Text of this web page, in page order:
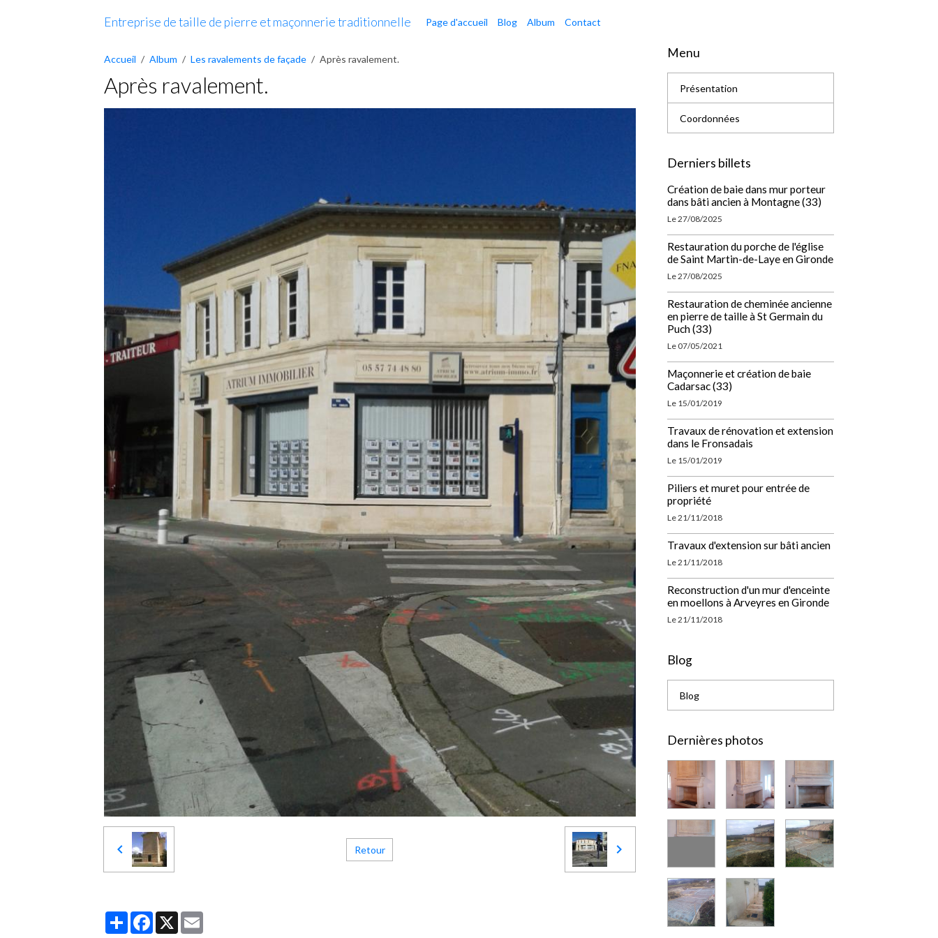
Entreprise de taille de pierre et maçonnerie traditionnelle Page d'accueil Blog Album Contact
Accueil Album Les ravalements de façade Après ravalement.
Après ravalement.
Retour
PartagerFacebook
X
Menu
Présentation
Coordonnées
Derniers billets
Création de baie dans mur porteur
dans bâti ancien à Montagne (33)
Le 27/08/2025
Restauration du porche de l'église
de Saint Martin-de-Laye en Gironde
Le 27/08/2025
Restauration de cheminée ancienne
en pierre de taille à St Germain du
Puch (33)
Le 07/05/2021
Maçonnerie et création de baie
Cadarsac (33)
Le 15/01/2019
Travaux de rénovation et extension
dans le Fronsadais
Le 15/01/2019
Piliers et muret pour entrée de
propriété
Le 21/11/2018
Travaux d'extension sur bâti ancien
Le 21/11/2018
Reconstruction d'un mur d'enceinte
en moellons à Arveyres en Gironde
Le 21/11/2018
Blog
Blog
Dernières photos